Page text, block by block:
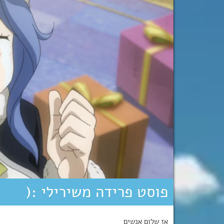
פוסט פרידה משירילי :(
אז שלום אנשים